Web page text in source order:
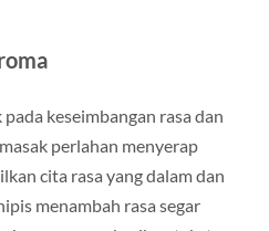
keseimbangan rasa dan
perlahan menyerap
cita rasa yang dalam dan
menambah rasa segar